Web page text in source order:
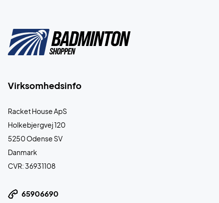
Virksomhedsinfo
Racket House ApS
Holkebjergvej 120
5250 Odense SV
Danmark
CVR: 36931108
65906690